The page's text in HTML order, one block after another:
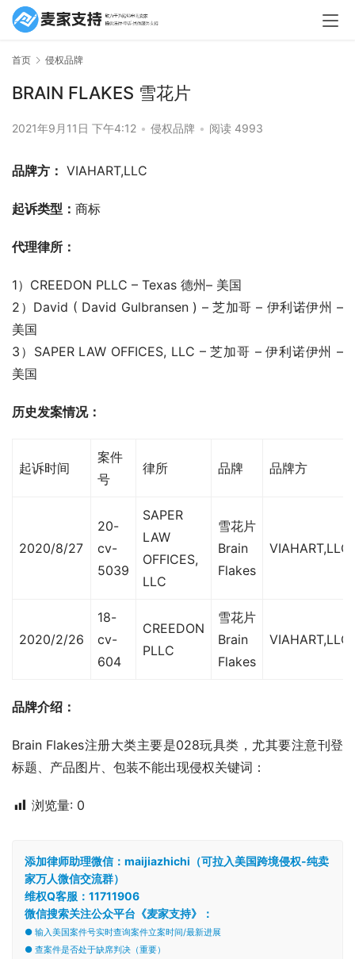
首页 侵权品牌
BRAIN FLAKES 雪花片
2021年9月11日 下午4:12 • 侵权品牌 • 阅读 4993
品牌方： VIAHART,LLC
起诉类型： 商标
代理律所：
1）CREEDON PLLC – Texas 德州– 美国
2）David ( David Gulbransen ) – 芝加哥 – 伊利诺伊州 –
美国
3）SAPER LAW OFFICES, LLC – 芝加哥 – 伊利诺伊州 –
美国
历史发案情况：
起诉时间
案件
号
律所 品牌 品牌方
2020/8/27
20-
cv-
5039
SAPER
LAW
OFFICES,
LLC
雪花片
Brain
Flakes
VIAHART,LLC
2020/2/26
18-
cv-
604
CREEDON
PLLC
雪花片
Brain
Flakes
VIAHART,LLC
品牌介绍：
Brain Flakes注册大类主要是028玩具类，尤其要注意刊登
标题、产品图片、包装不能出现侵权关键词：
浏览量: 0
添加律师助理微信：maijiazhichi（可拉入美国跨境侵权-纯卖
家万人微信交流群）
维权Q客服：11711906
微信搜索关注公众平台《麦家支持》：
● 输入美国案件号实时查询案件立案时间/最新进展
● 查案件是否处于缺席判决（重要）